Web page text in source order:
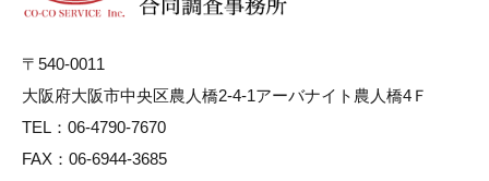
〒540-0011
大阪府大阪市中央区農人橋2-4-1アーバナイト農人橋4Ｆ
TEL：06-4790-7670
FAX：06-6944-3685